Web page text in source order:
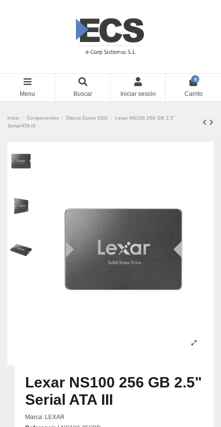
Menu Buscar Iniciar sesión
0
Carrito
Inicio Componentes Discos Duros SSD
Lexar NS100 256 GB 2.5"
Serial ATA III
Lexar NS100 256 GB 2.5"
Serial ATA III
Marca: LEXAR